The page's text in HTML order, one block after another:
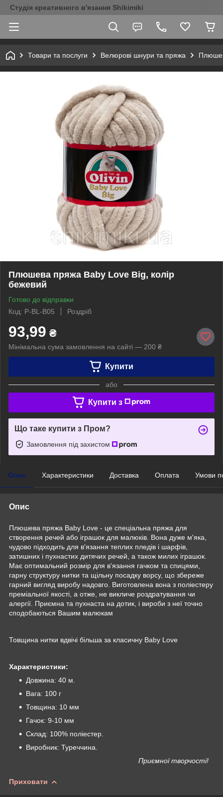
Студія креативного в'язання Shikimiki
Товари та послуги Велюрові шнури та пряжа
Плюшева пряжа Baby Love Big, колір
бежевий
Готово до відправки
Код: P-BL-B05
Роздріб
93,99 ₴
Мінімальна сума замовлення на сайті — 200 ₴
Купити
або
Купити з
Що таке купити з Пром?
Замовлення під захистом
Опис Характеристики Доставка Оплата Умови
Опис
Плюшева пряжа Baby Love - це спеціальна пряжа для
створення речей або іграшок для малюків. Вона дуже м'яка,
чудово підходить для в'язання теплих пледів і шарфів,
затишних і пухнастих дитячих речей, а також милих іграшок.
Має оптимальний розмір для в'язання гачком та спицями,
гарну структуру нитки та щільну посадку ворсу, що збереже
гарний вигляд виробу надовго. Виготовлена вона з поліестеру
преміальної якості, а отже, не викличе роздратування чи
алергії. Приємна та пухнаста на дотик, і вироби з неї точно
сподобаються Вашим малюкам
Товщина нитки вдвічі більша за класичну Baby Love
Характеристики:
Довжина: 40 м.
Вага: 100 г
Товщина: 10 мм
Гачок: 9-10 мм
Склад: 100% поліестер.
Виробник: Туреччина.
Приємної творчості!
Приховати